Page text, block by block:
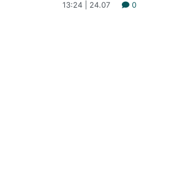
13:24 | 24.07 0